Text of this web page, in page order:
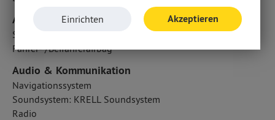
Airbags
Seitenairbag vorn
Fahrer- /Beifahrerairbag
Audio & Kommunikation
Navigationssystem
Soundsystem: KRELL Soundsystem
Radio
Einrichten Akzeptieren